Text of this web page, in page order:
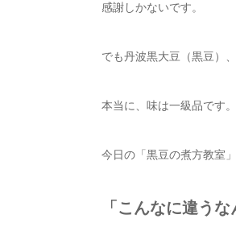
感謝しかないです。
でも丹波黒大豆（黒豆）
本当に、味は一級品です。
今日の「黒豆の煮方教室
「こんなに違う